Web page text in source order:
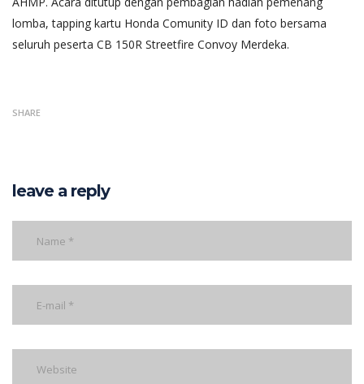
lomba, tapping kartu Honda Comunity ID dan foto bersama
seluruh peserta CB 150R Streetfire Convoy Merdeka.
SHARE
leave a reply